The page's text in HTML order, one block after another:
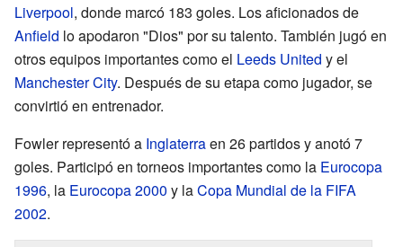
Liverpool, donde marcó 183 goles. Los aficionados de
Anfield lo apodaron "Dios" por su talento. También jugó en
otros equipos importantes como el Leeds United y el
Manchester City. Después de su etapa como jugador, se
convirtió en entrenador.
Fowler representó a Inglaterraen 26 partidos y anotó 7
goles. Participó en torneos importantes como la Eurocopa
1996, la Eurocopa 2000 y laCopa Mundial de la FIFA
2002.